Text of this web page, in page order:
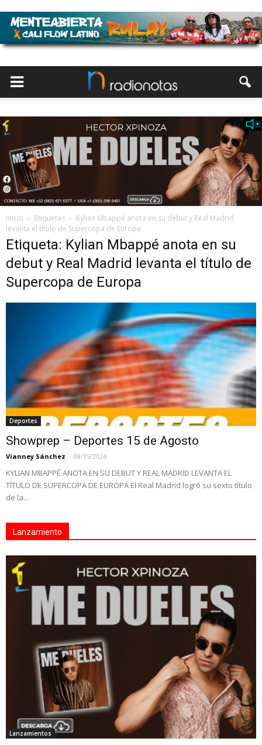
Inicio Etiquetas
Kylian Mbappé anota en su debut y Real Madrid
levanta el título de Supercopa de Europa
Etiqueta: Kylian Mbappé anota en su
debut y Real Madrid levanta el título de
Supercopa de Europa
Deportes
Showprep – Deportes 15 de Agosto
Vianney Sánchez - 08/15/2024
KYLIAN MBAPPÉ ANOTA EN SU DEBUT Y REAL MADRID LEVANTA EL
TÍTULO DE SUPERCOPA DE EUROPA El Real Madrid logró su sexto título
de la...
Lanzamiento
Lanzamientos